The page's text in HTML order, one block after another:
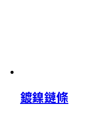
鍍鎳鏈條